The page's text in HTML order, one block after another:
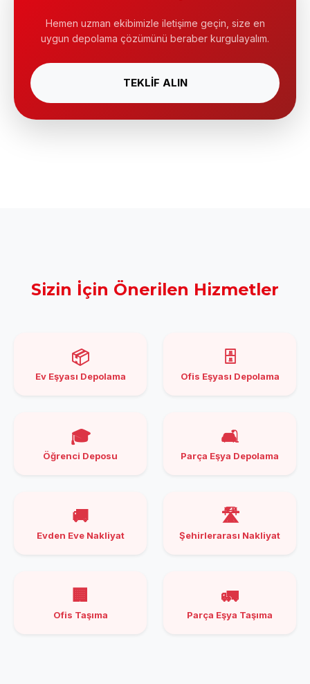
Hemen uzman ekibimizle iletişime geçin, size en
uygun depolama çözümünü beraber kurgulayalım.
TEKLİF ALIN
Sizin İçin Önerilen Hizmetler
📦
Ev Eşyası Depolama
🗄️
Ofis Eşyası Depolama
🎓
Öğrenci Deposu
🛋️
Parça Eşya Depolama
🚚
Evden Eve Nakliyat
🛣️
Şehirlerarası Nakliyat
🏢
Ofis Taşıma
🚛
Parça Eşya Taşıma